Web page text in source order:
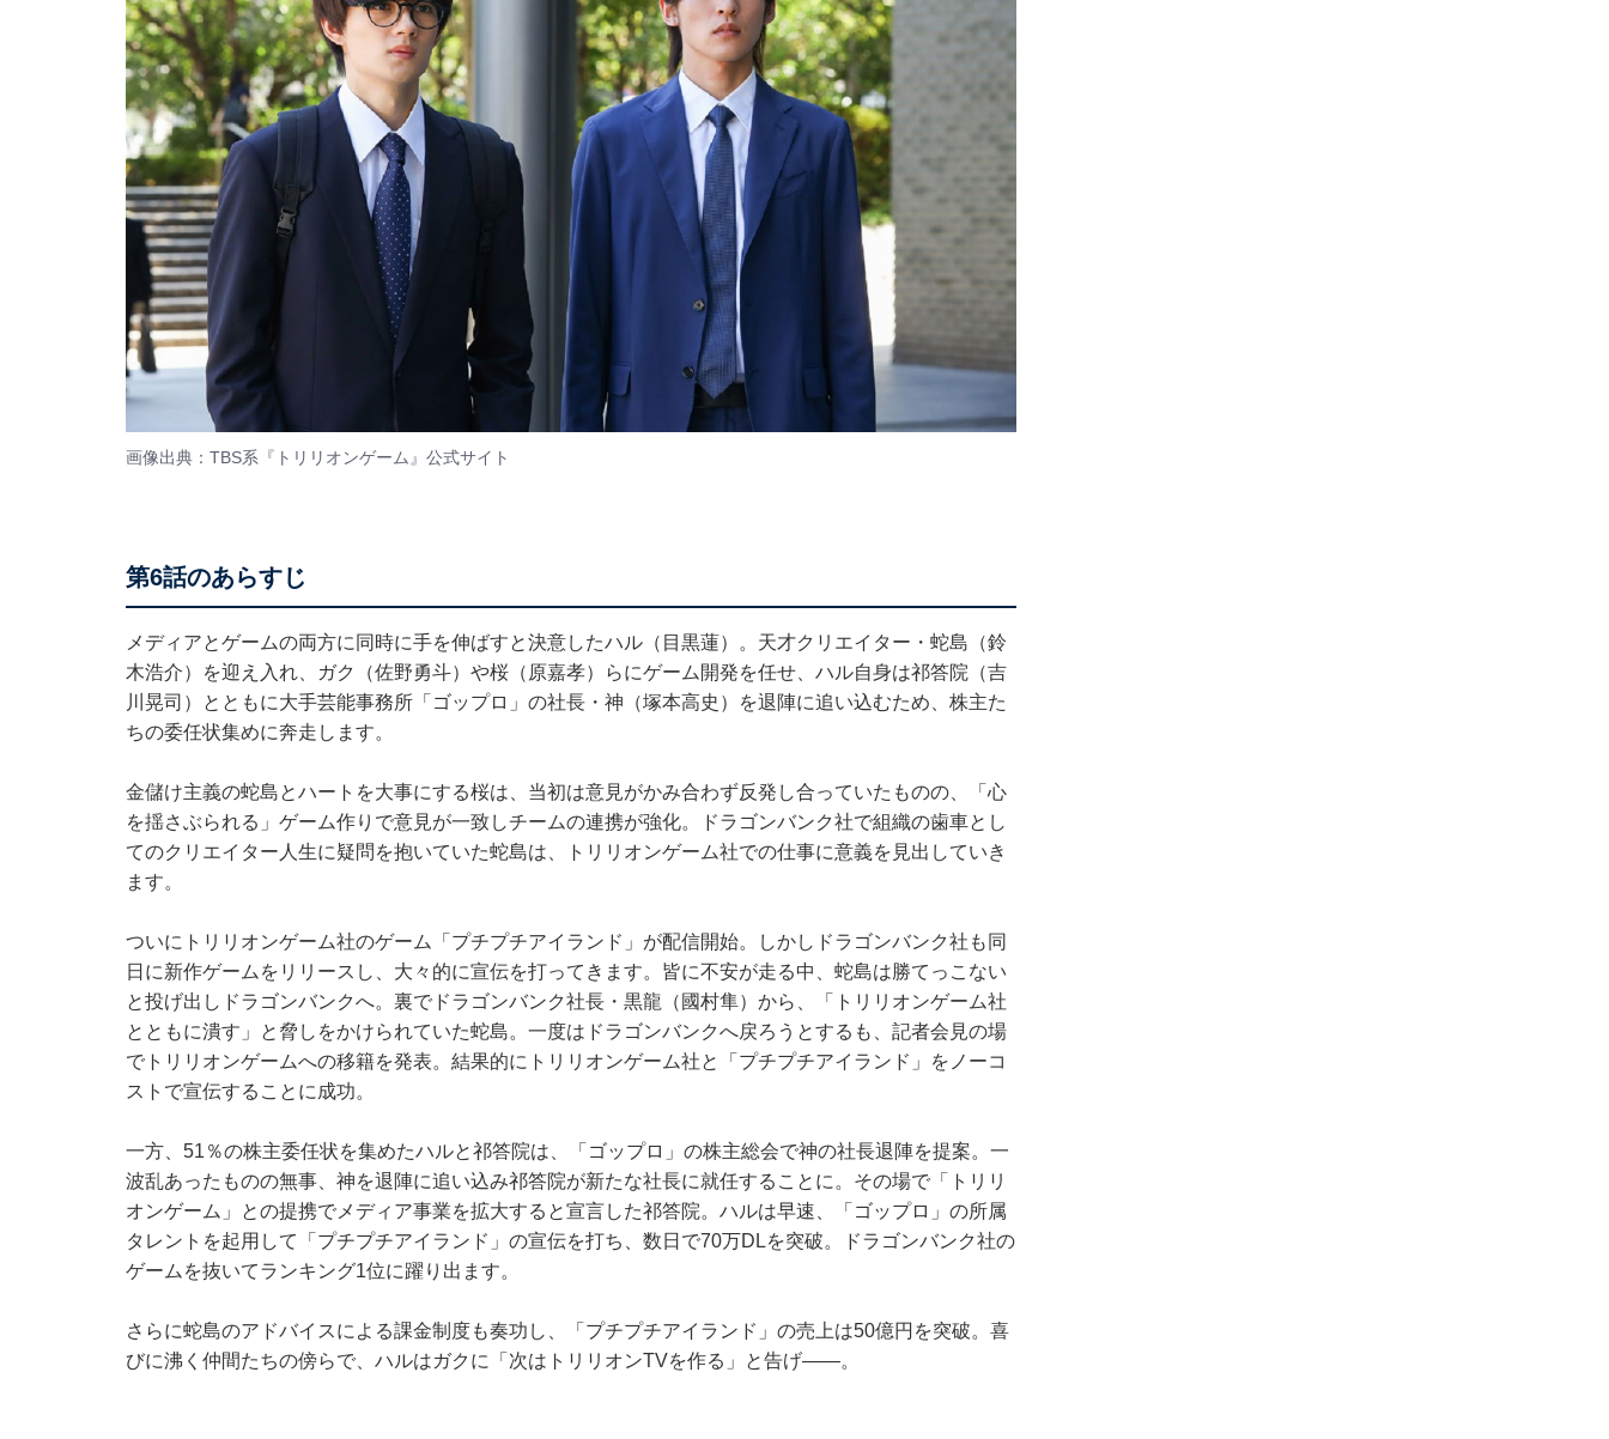
画像出典：TBS系『トリリオンゲーム』 公式サイト
第6話のあらすじ
メディアとゲームの両方に同時に手を伸ばすと決意したハル（目黒蓮）。天才クリエイター・蛇島（鈴
木浩介）を迎え入れ、ガク（佐野勇斗）や桜（原嘉孝）らにゲーム開発を任せ、ハル自身は祁答院（吉
川晃司）とともに大手芸能事務所「ゴップロ」の社長・神（塚本高史）を退陣に追い込むため、株主た
ちの委任状集めに奔走します。
金儲け主義の蛇島とハートを大事にする桜は、当初は意見がかみ合わず反発し合っていたものの、「心
を揺さぶられる」ゲーム作りで意見が一致しチームの連携が強化。ドラゴンバンク社で組織の歯車とし
てのクリエイター人生に疑問を抱いていた蛇島は、トリリオンゲーム社での仕事に意義を見出していき
ます。
ついにトリリオンゲーム社のゲーム「プチプチアイランド」が配信開始。しかしドラゴンバンク社も同
日に新作ゲームをリリースし、大々的に宣伝を打ってきます。皆に不安が走る中、蛇島は勝てっこない
と投げ出しドラゴンバンクへ。裏でドラゴンバンク社長・黒龍（國村隼）から、「トリリオンゲーム社
とともに潰す」と脅しをかけられていた蛇島。一度はドラゴンバンクへ戻ろうとするも、記者会見の場
でトリリオンゲームへの移籍を発表。結果的にトリリオンゲーム社と「プチプチアイランド」をノーコ
ストで宣伝することに成功。
一方、51％の株主委任状を集めたハルと祁答院は、「ゴップロ」の株主総会で神の社長退陣を提案。一
波乱あったものの無事、神を退陣に追い込み祁答院が新たな社長に就任することに。その場で「トリリ
オンゲーム」との提携でメディア事業を拡大すると宣言した祁答院。ハルは早速、「ゴップロ」の所属
タレントを起用して「プチプチアイランド」の宣伝を打ち、数日で70万DLを突破。ドラゴンバンク社の
ゲームを抜いてランキング1位に躍り出ます。
さらに蛇島のアドバイスによる課金制度も奏功し、「プチプチアイランド」の売上は50億円を突破。喜
びに沸く仲間たちの傍らで、ハルはガクに「次はトリリオンTVを作る」と告げ――。